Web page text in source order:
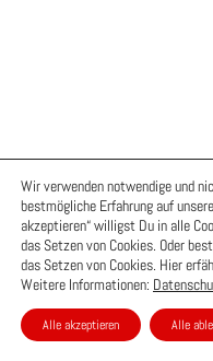
Kontakt
Neve| Präsentiert von
Wir verwenden notwendige und
bestmögliche Erfahrung auf
akzeptieren“ willigst Du in alle
das Setzen von Cookies. Oder
das Setzen von Cookies. Hier
Weitere Informationen:
Alle akzeptieren Alle